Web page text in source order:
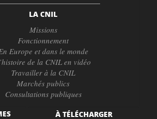
LA CNIL
Missions
Fonctionnement
Europe et dans le monde
de la CNIL en vidéo
Travailler à la CNIL
Marchés publics
Consultations publiques
À TÉLÉCHARGER